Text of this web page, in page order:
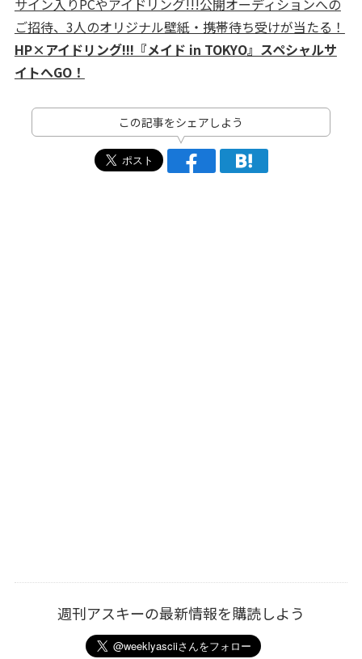
サイン入りPCやアイドリング!!!公開オーディションへの
ご招待、3人のオリジナル壁紙・携帯待ち受けが当たる！
HP×アイドリング!!!『メイド in TOKYO』スペシャルサ
イトへGO！
この記事をシェアしよう
週刊アスキーの最新情報を購読しよう